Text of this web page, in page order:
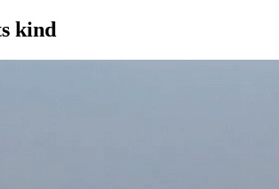
kind